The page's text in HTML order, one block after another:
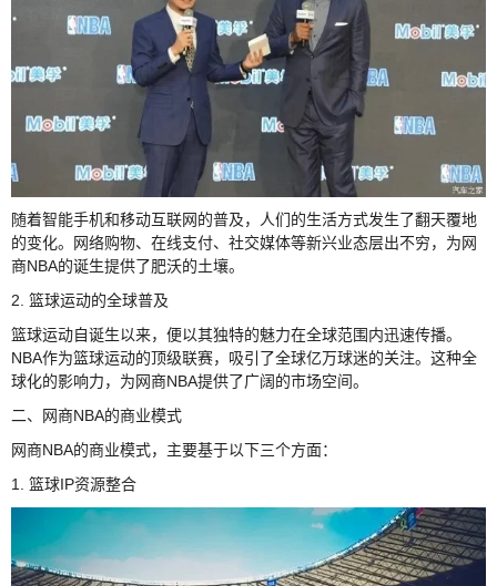
随着智能手机和移动互联网的普及，人们的生活方式发生了翻天覆地
的变化。网络购物、在线支付、社交媒体等新兴业态层出不穷，为网
商NBA的诞生提供了肥沃的土壤。
2. 篮球运动的全球普及
篮球运动自诞生以来，便以其独特的魅力在全球范围内迅速传播。
NBA作为篮球运动的顶级联赛，吸引了全球亿万球迷的关注。这种全
球化的影响力，为网商NBA提供了广阔的市场空间。
二、网商NBA的商业模式
网商NBA的商业模式，主要基于以下三个方面：
1. 篮球IP资源整合